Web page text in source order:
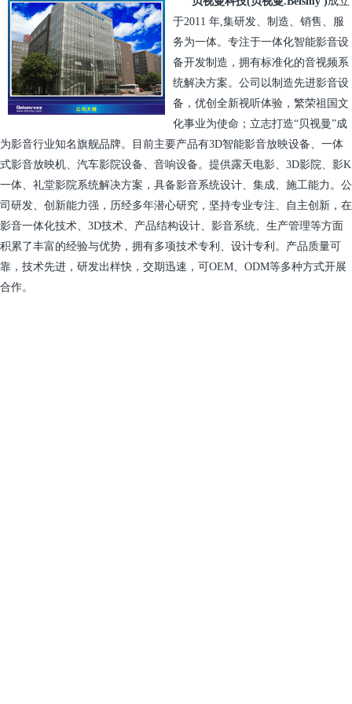
于2011 年,集研发、制造、销售、服
务为一体。专注于一体化智能影音设
备开发制造，拥有标准化的音视频系
统解决方案。公司以制造先进影音设
备，优创全新视听体验，繁荣祖国文
化事业为使命；立志打造“贝视曼”成
为影音行业知名旗舰品牌。目前主要产品有3D智能影音放映设备、一体
式影音放映机、汽车影院设备、音响设备。提供露天电影、3D影院、影K
一体、礼堂影院系统解决方案，具备影音系统设计、集成、施工能力。公
司研发、创新能力强，历经多年潜心研究，坚持专业专注、自主创新，在
影音一体化技术、3D技术、产品结构设计、影音系统、生产管理等方面
积累了丰富的经验与优势，拥有多项技术专利、设计专利。产品质量可
靠，技术先进，研发出样快，交期迅速，可OEM、ODM等多种方式开展
合作。